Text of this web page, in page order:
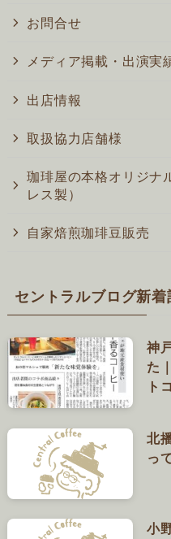
お問合せ
メディア掲載・出演実
出店情報
取扱協力店舗様
珈琲屋の本格オリジナ
レス製）
自家焙煎珈琲豆販売
セントラルブログ新着
神
た
ト
北
っ
小